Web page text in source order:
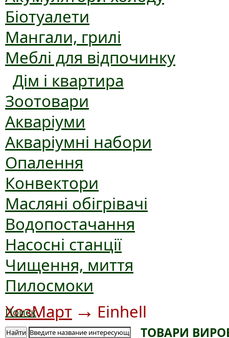
Біотуалети
Мангали, грилі
Меблі для відпочинку
Дім і квартира
Зоотовари
Акваріуми
Акваріумні набори
Опалення
Конвектори
Масляні обігрівачі
Водопостачання
Насосні станції
Чищення, миття
Пилосмоки
Поиск
Найти
ХозМарт → Einhell
ТОВАРИ